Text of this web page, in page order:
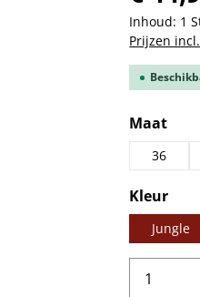
Inhoud: 1
Prijzen
Selecteer
Maat
36
Selecteer
Kleur
Jungle